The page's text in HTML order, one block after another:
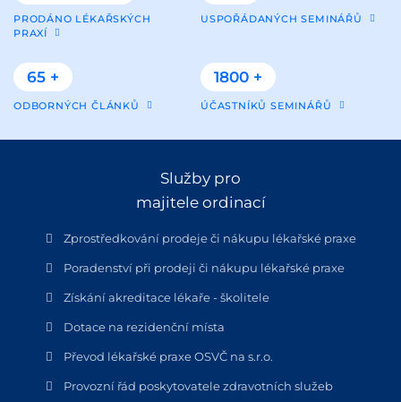
PRODÁNO LÉKAŘSKÝCH
PRAXÍ
USPOŘÁDANÝCH SEMINÁŘŮ
65 +
ODBORNÝCH ČLÁNKŮ
1800 +
ÚČASTNÍKŮ SEMINÁŘŮ
Služby pro
majitele ordinací
Zprostředkování prodeje či nákupu lékařské praxe
Poradenství při prodeji či nákupu lékařské praxe
Získání akreditace lékaře - školitele
Dotace na rezidenční místa
Převod lékařské praxe OSVČ na s.r.o.
Provozní řád poskytovatele zdravotních služeb